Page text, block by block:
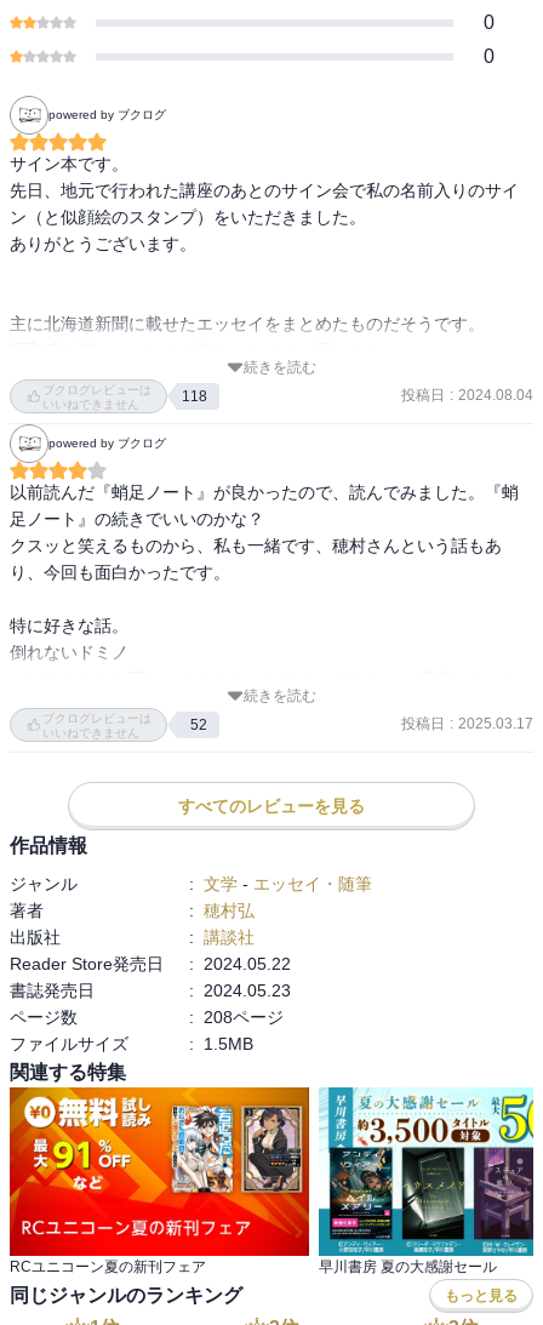
0
0
powered by ブクログ
サイン本です。
先日、地元で行われた講座のあとのサイン会で私の名前入りのサイ
ン（と似顔絵のスタンプ）をいただきました。
ありがとうございます。
主に北海道新聞に載せたエッセイをまとめたものだそうです。
インベーダーゲーム。
コンバースのスニーカー。
チョコミント味のアイス。
そして相変わらず可愛い奥さんの登場。
講座後の懇親会の二次会で、穂村さんの横の席に座ることができて
「奥さん可愛らしい方ですね」と言ったら「僕は可愛く書くのが上
にもいかず、何を言っていいかわからなくなり「猫、飼っていらっ
しゃるんですよね」「ひるね」とか言ってごまかしました。
本には関係ないですけど、懇親会ではツーショット写真を撮ってい
く、素敵な笑顔で映ってらっしゃいました。
続きを読む
ブクログレビューは
いいねできません
118 投稿日 : 2024.08.04
powered by ブクログ
以前読んだ『蛸足ノート』が良かったので、読んでみました。『蛸
足ノート』の続きでいいのかな？
クスッと笑えるものから、私も一緒です、穂村さんという話もあ
り、今回も面白かったです。
特に好きな話。
倒れないドミノ
を思い出しました。この中に出てくる詩がとてもいい。
こういう奇跡的な話好き。
星の呪縛　誰だかわからない知り合い
この三つの話は私も同じ。
愛の計測
老夫婦の短歌にジーンときた。
或る夜の出来事
こんなこと本当に起きるんだ、とびっくり。
カレー嫌いの人々
「密かに力を合わせてハヤシライスを支援しているのだ」が笑え
る。
最近仕事が忙しくて心も身体もボロボロ。
疲れ切っている。そんな時にこういう笑えて、心温まる話を読んで
少し元気を貰えました。ほっこりしました。
続きを読む
ブクログレビューは
いいねできません
52 投稿日 : 2025.03.17
すべてのレビューを見る
作品情報
ジャンル : 文学 - エッセイ・随筆
著者
: 穂村弘
出版社
: 講談社
Reader Store発売日
:
2024.05.22
書誌発売日
:
2024.05.23
ページ数
:
208ページ
ファイルサイズ
: 1.5MB
関連する特集
RCユニコーン夏の新刊フェア 早川書房 夏の大感謝セール
同じジャンルのランキング もっと見る